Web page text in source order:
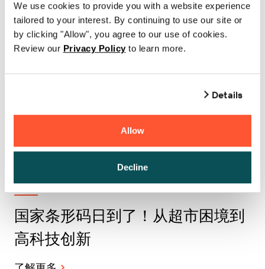
We use cookies to provide you with a website experience
tailored to your interest. By continuing to use our site or
by clicking "Allow", you agree to our use of cookies.
Review our Privacy Policy to learn more.
Details
Allow
Decline
所有案例
供应链
国家条形码日到了！从超市困境到
高科技创新